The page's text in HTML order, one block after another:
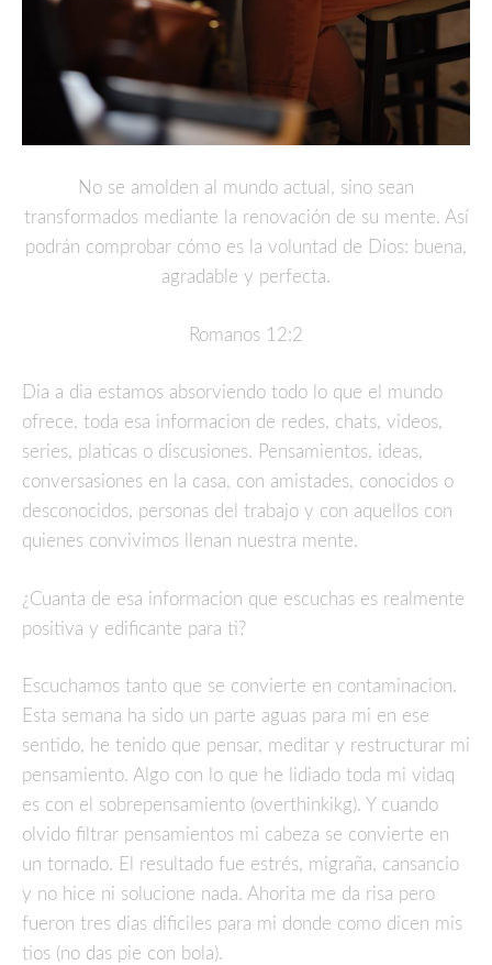
No se amolden al mundo actual, sino sean
transformados mediante la renovación de su mente. Así
podrán comprobar cómo es la voluntad de Dios: buena,
agradable y perfecta.
Romanos 12:2
Dia a dia estamos absorviendo todo lo que el mundo
ofrece, toda esa informacion de redes, chats, videos,
series, platicas o discusiones. Pensamientos, ideas,
conversasiones en la casa, con amistades, conocidos o
desconocidos, personas del trabajo y con aquellos con
quienes convivimos llenan nuestra mente.
¿Cuanta de esa informacion que escuchas es realmente
positiva y edificante para ti?
Escuchamos tanto que se convierte en contaminacion.
Esta semana ha sido un parte aguas para mi en ese
sentido, he tenido que pensar, meditar y restructurar mi
pensamiento. Algo con lo que he lidiado toda mi vidaq
es con el sobrepensamiento (overthinkikg). Y cuando
olvido filtrar pensamientos mi cabeza se convierte en
un tornado. El resultado fue estrés, migraña, cansancio
y no hice ni solucione nada. Ahorita me da risa pero
fueron tres dias dificiles para mi donde como dicen mis
tios (no das pie con bola).